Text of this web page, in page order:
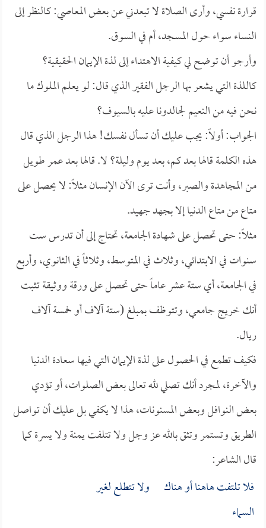
قرارة نفسي، وأرى الصلاة لا تبعدني عن بعض المعاصي: كالنظر إلى
النساء سواء حول المسجد، أم في السوق.
وأرجو أن توضح لي كيفية الاهتداء إلى لذة الإيمان الحقيقية؟
كاللذة التي يشعر بها الرجل الفقير الذي قال: لو يعلم الملوك ما
نحن فيه من النعيم لجالدونا عليه بالسيوف؟
الجواب: أولاً: يجب عليك أن تسأل نفسك! هذا الرجل الذي قال
هذه الكلمة قالها بعد كم، بعد يوم وليلة؟ لا. قالها بعد عمر طويل
من المجاهدة والصبر، وأنت ترى الآن الإنسان مثلاً: لا يحصل على
متاع من متاع الدنيا إلا بجهد جهيد.
مثلاً: حتى تحصل على شهادة الجامعة، تحتاج إلى أن تدرس ست
سنوات في الابتدائي، وثلاث في المتوسط، وثلاثاً في الثانوي، وأربع
في الجامعة، أي ستة عشر عاماً حتى تحصل على ورقة ووثيقة تثبت
أنك خريج جامعي، وتتوظف بمبلغ (ستة آلاف أو خمسة آلاف
ريال.
فكيف تطمع في الحصول على لذة الإيمان التي فيها سعادة الدنيا
والآخرة، لمجرد أنك تصلي لله تعالى بعض الصلوات، أو تؤدي
بعض النوافل وبعض المسنونات، هذا لا يكفي بل عليك أن تواصل
الطريق وتستمر وتثق بالله عز وجل ولا تتلفت يمنة ولا يسرة كما
قال الشاعر:
فلا تلتفت هاهنا أو هناك ولا تتطلع لغير
السماء